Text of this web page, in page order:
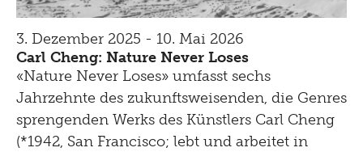
3. Dezember 2025 - 10. Mai 2026
Carl Cheng: Nature Never Loses
«Nature Never Loses» umfasst sechs
Jahrzehnte des zukunftsweisenden, die Genres
sprengenden Werks des Künstlers Carl Cheng
(*1942, San Francisco; lebt und arbeitet in